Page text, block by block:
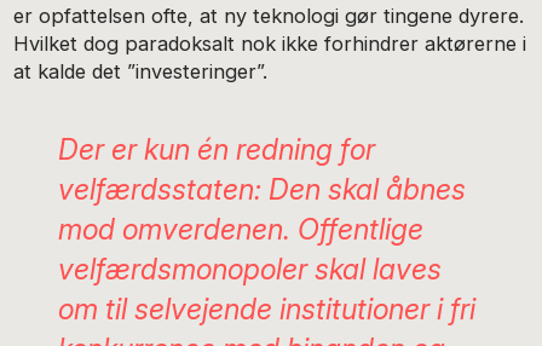
er opfattelsen ofte, at ny teknologi gør tingene dyrere.
Hvilket dog paradoksalt nok ikke forhindrer aktørerne i
at kalde det ”investeringer”.
Der er kun én redning for
velfærdsstaten: Den skal åbnes
mod omverdenen. Offentlige
velfærdsmonopoler skal laves
om til selvejende institutioner i fri